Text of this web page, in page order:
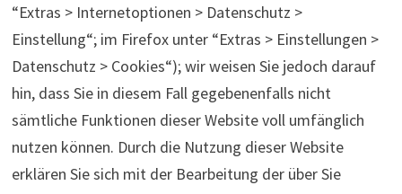
“Extras > Internetoptionen > Datenschutz >
Einstellung“; im Firefox unter “Extras > Einstellungen >
Datenschutz > Cookies“); wir weisen Sie jedoch darauf
hin, dass Sie in diesem Fall gegebenenfalls nicht
sämtliche Funktionen dieser Website voll umfänglich
nutzen können. Durch die Nutzung dieser Website
erklären Sie sich mit der Bearbeitung der über Sie